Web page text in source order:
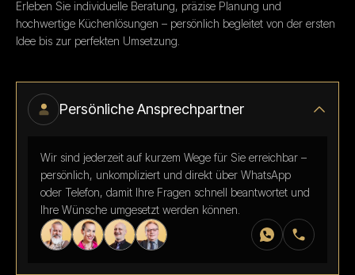
Erleben Sie individuelle Beratung, präzise Planung und
hochwertige Küchenlösungen – persönlich begleitet von der ersten
Idee bis zur perfekten Umsetzung.
Persönliche Ansprechpartner
Wir sind jederzeit auf kurzem Wege für Sie erreichbar –
persönlich, unkompliziert und direkt über WhatsApp
oder Telefon, damit Ihre Fragen schnell beantwortet und
Ihre Wünsche umgesetzt werden können.